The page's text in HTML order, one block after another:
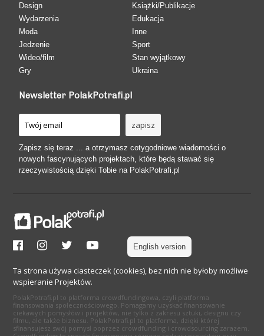
Design
Wydarzenia
Moda
Jedzenie
Wideo/film
Gry
Książki/Publikacje
Edukacja
Inne
Sport
Stan wyjątkowy
Ukraina
Newsletter PolakPotrafi.pl
Zapisz się teraz ... a otrzymasz cotygodniowe wiadomości o
nowych fascynujących projektach, które będą stawać się
rzeczywistością dzięki Tobie na PolakPotrafi.pl
English version
Ta strona używa ciasteczek (cookies), bez nich nie byłoby możliwe
wspieranie Projektów.
PolakPotrafi.pl to platforma crowdfundingowa, czyli platforma
finansowania społecznościowego. Pomagamy uzyskać finansowanie
ciekawych pomysłów i projektów, nie tylko z zakresu sztuki, designu czy
filmu, ale także biznesu. PolakPotrafi.pl to platforma, dzięki której
sfinansujesz swój pomysł poprzez crowdfunding i crowdsourcing zarazem.